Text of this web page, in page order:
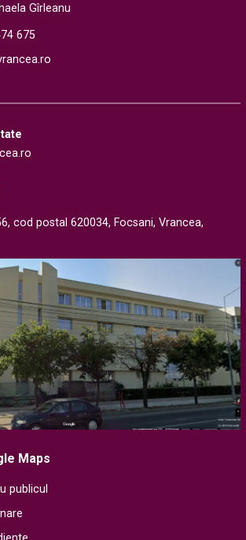
Gîrleanu
675
cod postal 620034, Focsani, Vrancea,
Maps
publicul